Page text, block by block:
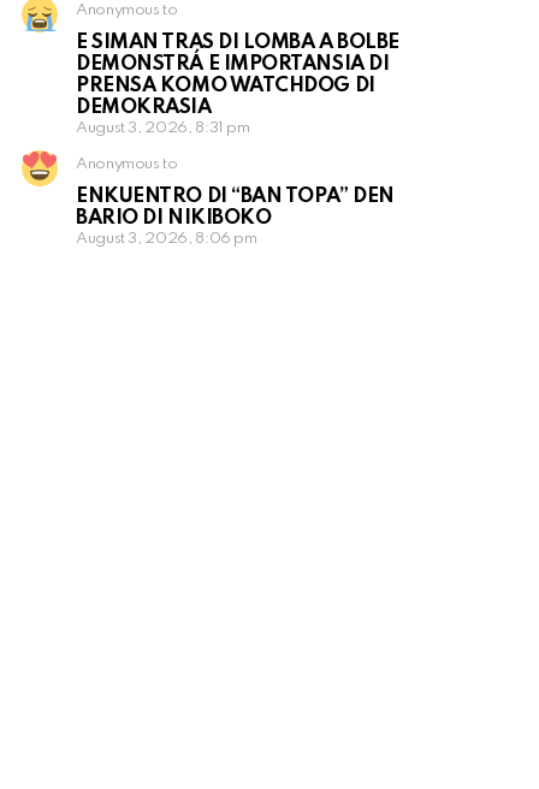
Anonymous to
E SIMAN TRAS DI LOMBA A BOLBE
DEMONSTRÁ E IMPORTANSIA DI
PRENSA KOMO WATCHDOG DI
DEMOKRASIA
August 3, 2026, 8:31 pm
Anonymous to
ENKUENTRO DI “BAN TOPA” DEN
BARIO DI NIKIBOKO
August 3, 2026, 8:06 pm